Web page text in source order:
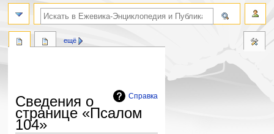
Справка
Сведения о
странице «Псалом
104»
ещё
поиск по словам